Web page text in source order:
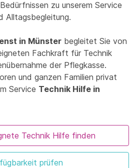
zu unserem Service
Alltagsbegleitung.
in Münster begleitet Sie von
Fachkraft für Technik
der Pflegkasse.
und ganzen Familien privat
Service Technik Hilfe in
Technik Hilfe finden
prüfen